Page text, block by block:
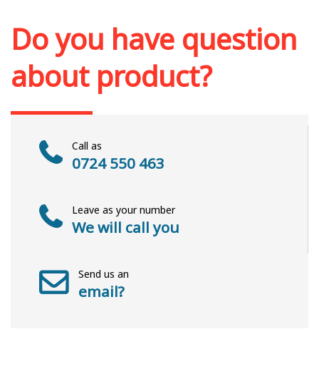
Do you have question
about product?
Call as
0724 550 463
Leave as your number
We will call you
Send us an
email?